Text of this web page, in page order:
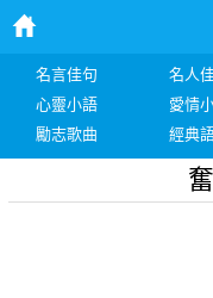
名言佳句 名人
心靈小語
愛情
勵志歌曲
經典